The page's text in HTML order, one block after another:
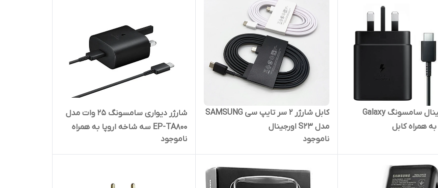
شارژر اورجینال سامسونگ Galaxy
کابل شارژر 2 سر تایپ سی SAMSUNG
مدل S23 اورجینال
ناموجود
شارژر دیواری سامسونگ 25 وات مدل
EP-TA800 سه شاخه اروپا به همراه
کابل دو سر تایپ سی
ناموجود